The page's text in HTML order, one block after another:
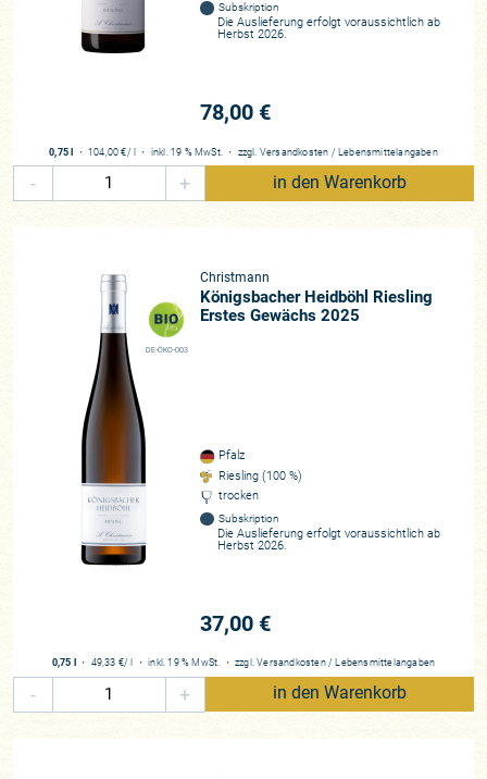
Subskription
Die Auslieferung erfolgt voraussichtlich ab
Herbst 2026.
78,00 €
0,75 l ・ 104,00 € / l ・ inkl. 19 % MwSt. ・ zzgl. Versandkosten / Lebensmittelangaben
- + in den Warenkorb
DE-ÖKO-003
Christmann
Königsbacher Heidböhl Riesling
Erstes Gewächs 2025
Pfalz
Riesling (100 %)
trocken
Subskription
Die Auslieferung erfolgt voraussichtlich ab
Herbst 2026.
37,00 €
0,75 l ・ 49,33 €/ l ・inkl. 19 % MwSt. ・ zzgl.Versandkosten / Lebensmittelangaben
- + in den Warenkorb